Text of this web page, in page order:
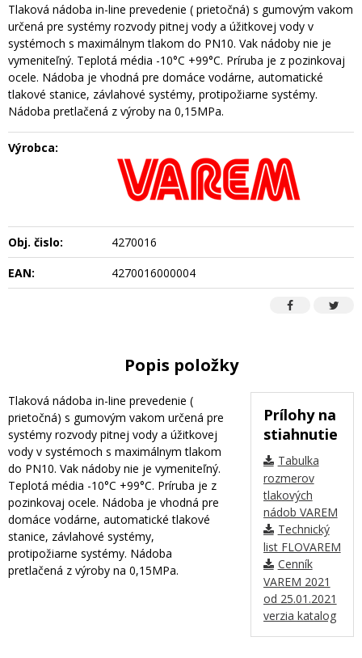
Tlaková nádoba in-line prevedenie ( prietočná) s gumovým vakom
určená pre systémy rozvody pitnej vody a úžitkovej vody v
systémoch s maximálnym tlakom do PN10. Vak nádoby nie je
vymeniteľný. Teplotá média -10°C +99°C. Príruba je z pozinkovaj
ocele. Nádoba je vhodná pre domáce vodárne, automatické
tlakové stanice, závlahové systémy, protipožiarne systémy.
Nádoba pretlačená z výroby na 0,15MPa.
Výrobca:
Obj. čislo:
4270016
EAN:
4270016000004
Popis položky
Prílohy na
stiahnutie
Tabulka
rozmerov
tlakových
nádob VAREM
Technický
list FLOVAREM
Cenník
VAREM 2021
od 25.01.2021
verzia katalog
Tlaková nádoba in-line prevedenie (
prietočná) s gumovým vakom určená pre
systémy rozvody pitnej vody a úžitkovej
vody v systémoch s maximálnym tlakom
do PN10. Vak nádoby nie je vymeniteľný.
Teplotá média -10°C +99°C. Príruba je z
pozinkovaj ocele. Nádoba je vhodná pre
domáce vodárne, automatické tlakové
stanice, závlahové systémy,
protipožiarne systémy. Nádoba
pretlačená z výroby na 0,15MPa.